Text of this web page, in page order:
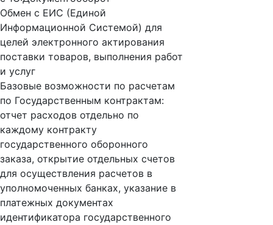
Обмен с ЕИС (Единой
Информационной Системой) для
целей электронного актирования
поставки товаров, выполнения работ
и услуг
Базовые возможности по расчетам
по Государственным контрактам:
отчет расходов отдельно по
каждому контракту
государственного оборонного
заказа, открытие отдельных счетов
для осуществления расчетов в
уполномоченных банках, указание в
платежных документах
идентификатора государственного